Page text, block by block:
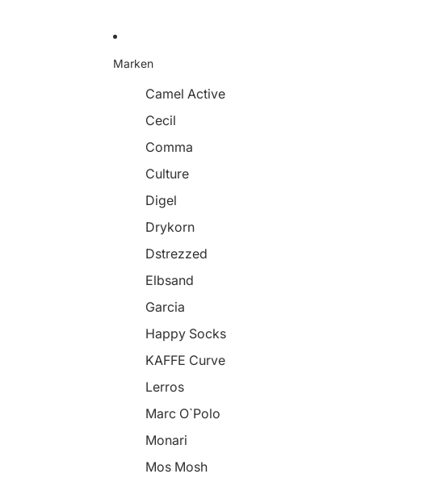
Marken
Camel Active
Cecil
Comma
Culture
Digel
Drykorn
Dstrezzed
Elbsand
Garcia
Happy Socks
KAFFE Curve
Lerros
Marc O`Polo
Monari
Mos Mosh